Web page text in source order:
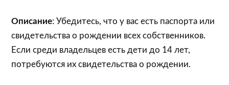
Описание: Убедитесь, что у вас есть паспорта или
свидетельства о рождении всех собственников.
Если среди владельцев есть дети до 14 лет,
потребуются их свидетельства о рождении.